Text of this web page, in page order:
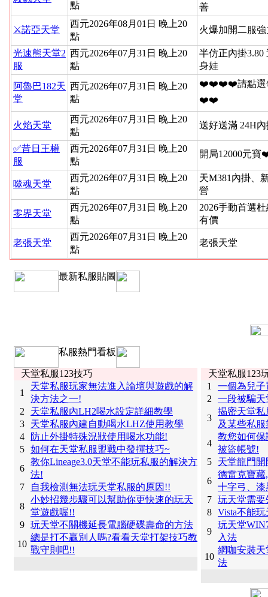
點
善
⚔️諾亞天堂
西元2026年08月01日 晚上20
點
火爆加開二服
光速熊天堂2
服
西元2026年07月31日 晚上20
點
半仿正內掛3.80
身娃
阿魯巴182天
堂
西元2026年07月31日 晚上20
點
❤️❤️❤️❤️請點選
❤️❤️
火焰天堂
西元2026年07月31日 晚上20
點
送好送滿 24H
✅昔日王權
服
西元2026年07月31日 晚上20
點
開局12000元
噬魂天堂
西元2026年07月31日 晚上20
點
天M381內掛、
營
零界天堂
西元2026年07月31日 晚上20
點
2026手動首選
有價
老張天堂
西元2026年07月31日 晚上20
點
老張天堂
最新私服貼圖
私服熱門看板
天堂私服123技巧
1
天堂私服玩家無法進入論壇與遊戲的解
決方法之一!
2
天堂私服內LH2喝水設定詳細教學
3
天堂私服內建自動喝水LHZ使用教學
4
防止外掛特殊況狀使用喝水功能!
5 如何在天堂私服盟戰中發揮技巧~
6
教你Lineage3.0天堂不能玩私服的解決方
法!
7
自我檢測無法玩天堂私服的原因!!
8
小妙招幾步驟可以幫助你更快速的玩天
堂遊戲喔!!
9 玩天堂不關機延長電腦硬碟壽命的方法
10
總是打不贏別人嗎?看看天堂打架技巧教
戰守則吧!!
天堂私服123
1
一個為兒
2
一段被騙
3
揭密天堂
及某些私
4
教您如何
被盜帳號!
5
天堂龍門
6
德雷克寶
十字弓、
7 玩天堂需
8 Vista不能
9
玩天堂
入法
10
網咖安裝
法